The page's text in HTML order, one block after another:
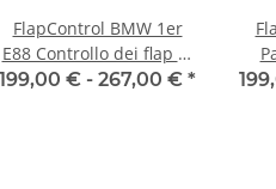
FlapControl BMW 1er
E88 Controllo dei flap di
scarico
199,00 € - 267,00 € *